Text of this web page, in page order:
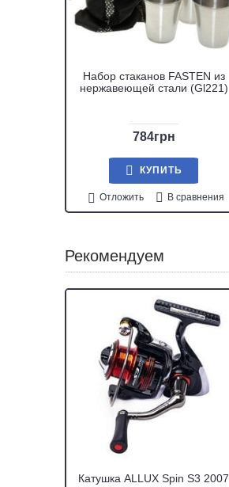
Набор стаканов FASTEN из
нержавеющей стали (Gl221)
784грн
КУПИТЬ
Отложить В сравнения
Рекомендуем
Катушка ALLUX Spin S3 2007